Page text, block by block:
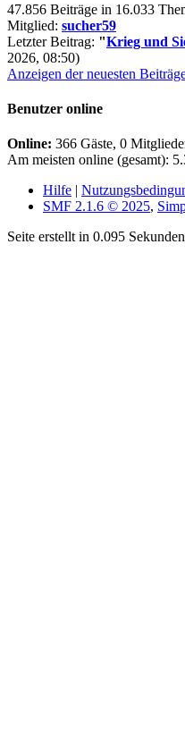
47.856 Beiträge in 16.033
Mitglied: sucher59
Letzter Beitrag: "Krieg und
2026, 08:50)
Anzeigen der neuesten
Benutzer online
Online: 366 Gäste, 0
Am meisten online (gesamt):
Hilfe |
SMF 2.1.6 © 2025,
Seite erstellt in 0.095